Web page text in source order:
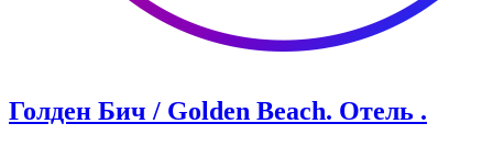
Голден Бич / Golden Beach. Отель .